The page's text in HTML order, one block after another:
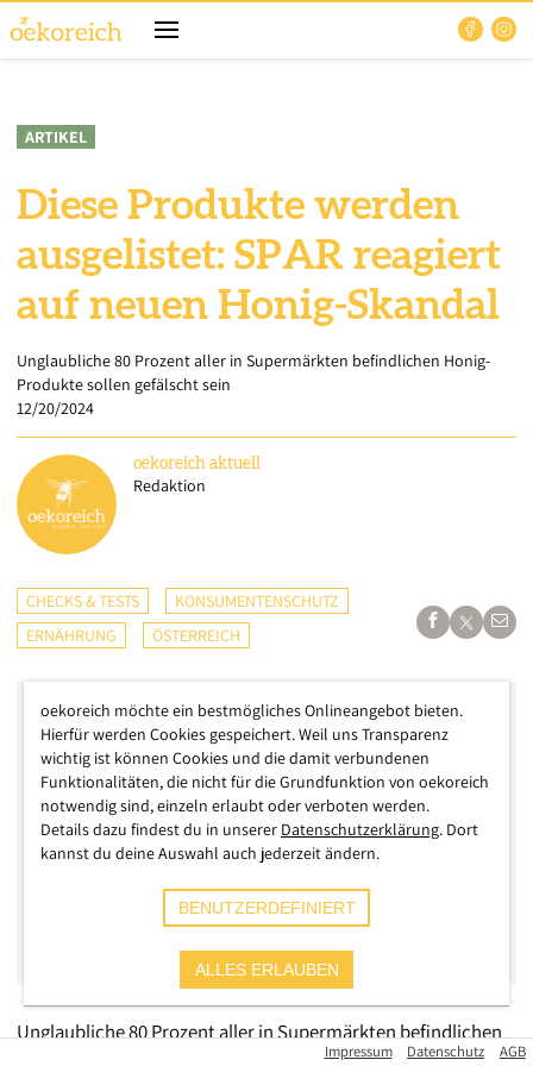
ARTIKEL
Diese Produkte werden
ausgelistet: SPAR reagiert
auf neuen Honig-Skandal
Unglaubliche 80 Prozent aller in Supermärkten befindlichen Honig-
Produkte sollen gefälscht sein
12/20/2024
oekoreich aktuell
Redaktion
CHECKS & TESTS
KONSUMENTENSCHUTZ
ERNÄHRUNG
ÖSTERREICH
Unglaubliche 80 Prozent aller in Supermärkten befindlichen
Honig-Produkte sollen gefälscht sein – diese Erkenntnis auf
Impressum Datenschutz AGB
oekoreich möchte ein bestmögliches Onlineangebot bieten.
Hierfür werden Cookies gespeichert. Weil uns Transparenz
wichtig ist können Cookies und die damit verbundenen
Funktionalitäten, die nicht für die Grundfunktion von oekoreich
notwendig sind, einzeln erlaubt oder verboten werden.
Details dazu findest du in unserer Datenschutzerklärung. Dort
kannst du deine Auswahl auch jederzeit ändern.
BENUTZERDEFINIERT
ALLES ERLAUBEN